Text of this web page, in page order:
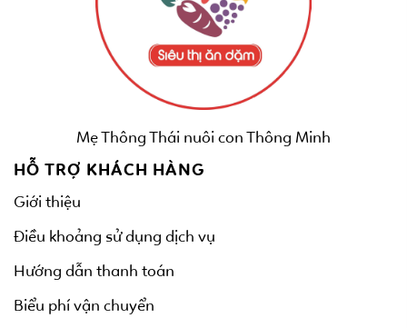
Mẹ Thông Thái nuôi con Thông Minh
HỖ TRỢ KHÁCH HÀNG
Giới thiệu
Điều khoảng sử dụng dịch vụ
Hướng dẫn thanh toán
Biểu phí vận chuyển